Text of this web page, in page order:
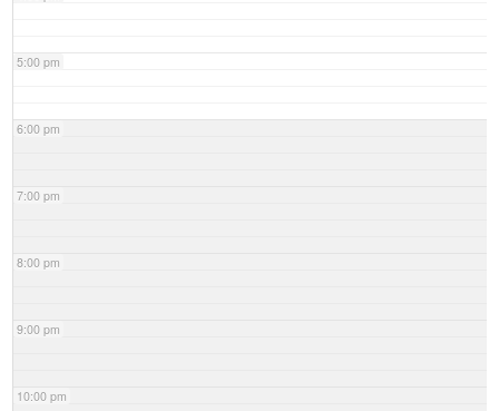
5:00 pm
6:00 pm
7:00 pm
8:00 pm
9:00 pm
10:00 pm